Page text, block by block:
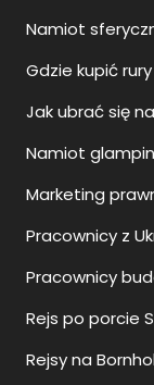
Namiot
Gdzie kupić
Jak ubrać się
Namiot
Marketing
Pracownicy z
Pracownicy
Rejs po porcie
Rejsy na